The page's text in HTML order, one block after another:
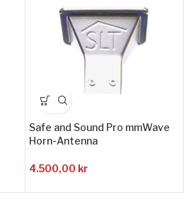
Safe and Sound Pro mmWave
Horn-Antenna
4.500,00 kr